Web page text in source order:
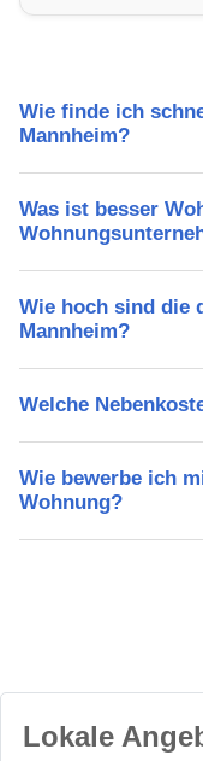
Wie finde ich
Mannheim?
Was ist besser
Wie hoch sind die
Mannheim?
Welche
Wie bewerbe ich
Wohnung?
Lokale